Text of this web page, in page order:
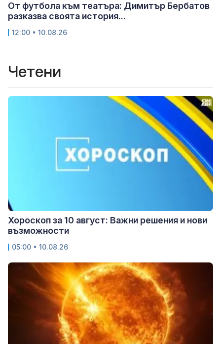
От футбола към театъра: Димитър Бербатов
разказва своята история...
12:00 • 10.08.26
Четени
Хороскоп за 10 август: Важни решения и нови
възможности
05:00 • 10.08.26